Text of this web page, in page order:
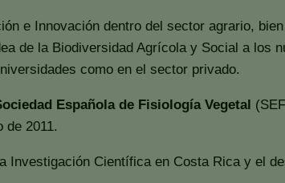
e Innovación dentro del sector agrario,
de la Biodiversidad Agrícola y Social a los
como en el sector privado.
Española de Fisiología Vegetal
de 2011.
Científica en Costa Rica y el